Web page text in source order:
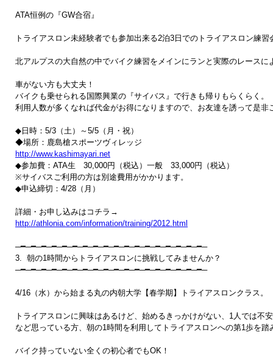
ATA恒例の『GW合宿』
トライアスロン未経験者でも参加出来る2泊3日でのトライアスロン練習
北アルプスの大自然の中でバイク練習をメインにランと実際のレースに
車がない方も大丈夫！
バイクも乗せられる国際興業の『サイバス』で行きも帰りもらくらく。
利用人数が多くなれば代金がお得になりますので、お友達を誘って是非
◆日時：5/3（土）～5/5（月・祝）
http://www.kashimayari.net
◆参加費：ATA生　30,000円（税込）一般　33,000円（税込）
※サイバスご利用の方は別途費用がかかります。
◆申込締切：4/28（月）
http://athlonia.com/information/training/2012.html
─━─━─━─━─━─━─━─━─━─━─━─━─━─━─━─━─━─━─
3.  朝の1時間からトライアスロンに挑戦してみませんか？
─━─━─━─━─━─━─━─━─━─━─━─━─━─━─━─━─━─━─
4/16（水）から始まる丸の内朝大学【春学期】トライアスロンクラス。
トライアスロンに興味はあるけど、始めるきっかけがない、1人では不
など思っている方、朝の1時間を利用してトライアスロンへの第1歩を踏
バイク持っていない全くの初心者でもOK！